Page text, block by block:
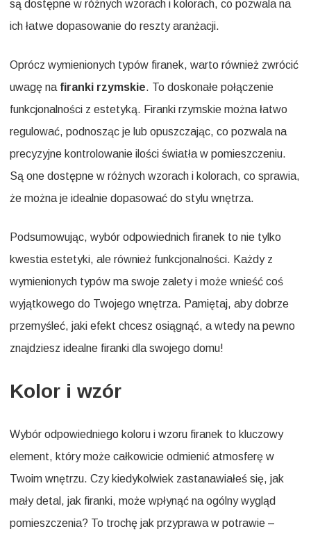
są dostępne w różnych wzorach i kolorach, co pozwala na
ich łatwe dopasowanie do reszty aranżacji.
Oprócz wymienionych typów firanek, warto również zwrócić
uwagę na firanki rzymskie. To doskonałe połączenie
funkcjonalności z estetyką. Firanki rzymskie można łatwo
regulować, podnosząc je lub opuszczając, co pozwala na
precyzyjne kontrolowanie ilości światła w pomieszczeniu.
Są one dostępne w różnych wzorach i kolorach, co sprawia,
że można je idealnie dopasować do stylu wnętrza.
Podsumowując, wybór odpowiednich firanek to nie tylko
kwestia estetyki, ale również funkcjonalności. Każdy z
wymienionych typów ma swoje zalety i może wnieść coś
wyjątkowego do Twojego wnętrza. Pamiętaj, aby dobrze
przemyśleć, jaki efekt chcesz osiągnąć, a wtedy na pewno
znajdziesz idealne firanki dla swojego domu!
Kolor i wzór
Wybór odpowiedniego koloru i wzoru firanek to kluczowy
element, który może całkowicie odmienić atmosferę w
Twoim wnętrzu. Czy kiedykolwiek zastanawiałeś się, jak
mały detal, jak firanki, może wpłynąć na ogólny wygląd
pomieszczenia? To trochę jak przyprawa w potrawie –